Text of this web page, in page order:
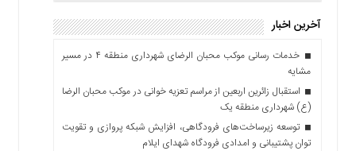
آخرین اخبار
خدمات رسانی موکب محبان الرضای شهرداری منطقه ۴ در مسیر
مشایه
استقبال زائرین اربعین از مراسم تعزیه خوانی در موکب محبان الرضا
(ع) شهرداری منطقه یک
توسعه زیرساخت‌های فرودگاهی، افزایش شبکه پروازی و تقویت
توان پشتیبانی و امدادی فرودگاه شهدای ایلام